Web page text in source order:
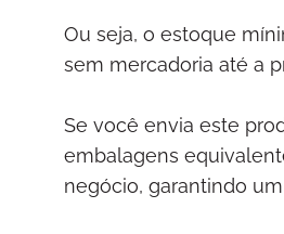
Ou seja, o estoque
sem mercadoria até a
Se você envia este
embalagens
negócio, garantindo